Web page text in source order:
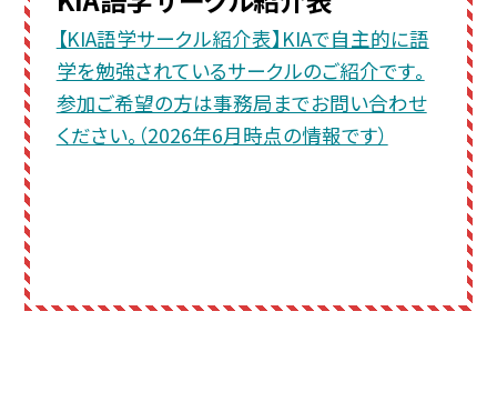
【KIA語学サークル紹介表】KIAで自主的に語
学を勉強されているサークルのご紹介です。
参加ご希望の方は事務局までお問い合わせ
ください。（2026年6月時点の情報です）